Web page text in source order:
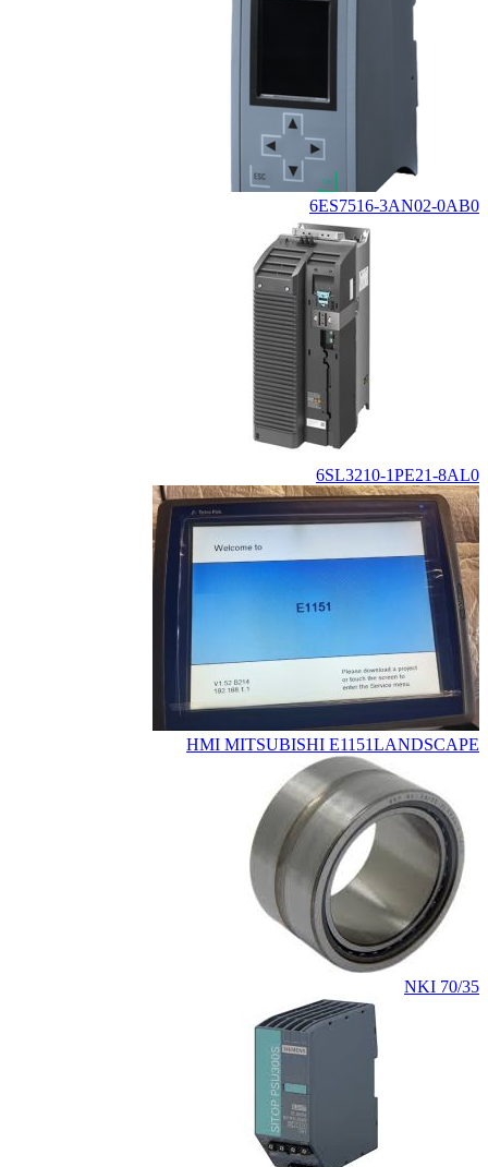
6ES7516-3AN02-0AB0
6SL3210-1PE21-8AL0
HMI MITSUBISHI E1151LANDSCAPE
NKI 70/35